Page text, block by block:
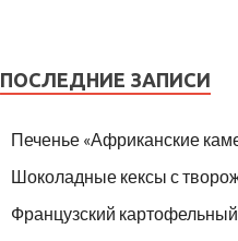
ПОСЛЕДНИЕ ЗАПИСИ
Печенье «Африканские
Шоколадные кексы с
Французский